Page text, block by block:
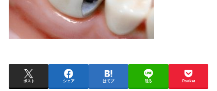
ポスト シェア はてブ 送る Pocket